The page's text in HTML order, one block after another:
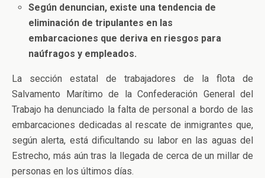
Según denuncian, existe una tendencia de
eliminación de tripulantes en las
embarcaciones que deriva en riesgos para
naúfragos y empleados.
La sección estatal de trabajadores de la flota de
Salvamento Marítimo de la Confederación General del
Trabajo ha denunciado la falta de personal a bordo de las
embarcaciones dedicadas al rescate de inmigrantes que,
según alerta, está dificultando su labor en las aguas del
Estrecho, más aún tras la llegada de cerca de un millar de
personas en los últimos días.